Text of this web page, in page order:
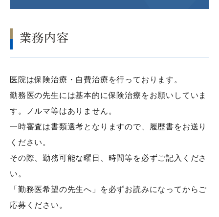
業務内容
医院は保険治療 ・自費治療を行っております。
勤務医の先生には基本的に保険治療 をお願いしていま
す。ノルマ等はありません。
一時審査は書類選考となりますので、履歴書をお送り
ください。
その際、勤務可能な曜日、時間等を必ずご記入くださ
い。
「勤務医希望の先生へ」を必ずお読みになってからご
応募ください。